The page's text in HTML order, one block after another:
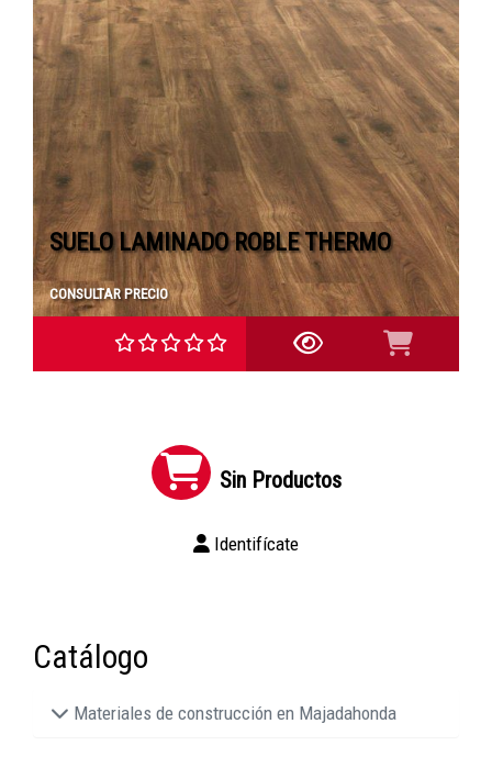
SUELO LAMINADO ROBLE THERMO
CONSULTAR PRECIO
Sin Productos
Identifícate
Catálogo
Materiales de construcción en Majadahonda